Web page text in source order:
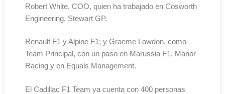
Robert White, COO, quien ha trabajado en Cosworth
Engineering, Stewart GP.
Renault F1 y Alpine F1; y Graeme Lowdon, como
Team Principal, con un paso en Marussia F1, Manor
Racing y en Equals Management.
El Cadillac F1 Team ya cuenta con 400 personas